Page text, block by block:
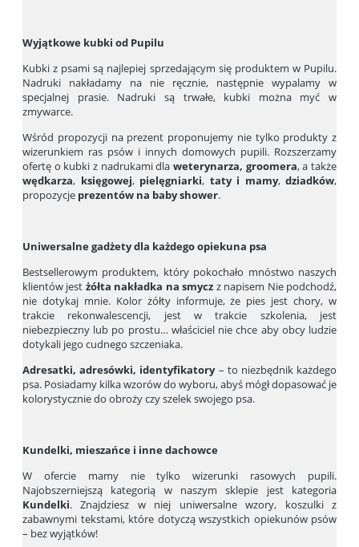
Wyjątkowe kubki od Pupilu
Kubki z psami są najlepiej sprzedającym się produktem w Pupilu.
Nadruki nakładamy na nie ręcznie, następnie wypalamy w
specjalnej prasie. Nadruki są trwałe, kubki można myć w
zmywarce.
Wśród propozycji na prezent proponujemy nie tylko produkty z
wizerunkiem ras psów i innych domowych pupili. Rozszerzamy
ofertę o kubki z nadrukami dla weterynarza, groomera, a także
wędkarza, księgowej, pielęgniarki, taty i mamy, dziadków,
propozycje prezentów na baby shower.
Uniwersalne gadżety dla każdego opiekuna psa
Bestsellerowym produktem, który pokochało mnóstwo naszych
klientów jest żółta nakładka na smycz z napisem Nie podchodź,
nie dotykaj mnie. Kolor żółty informuje, że pies jest chory, w
trakcie rekonwalescencji, jest w trakcie szkolenia, jest
niebezpieczny lub po prostu… właściciel nie chce aby obcy ludzie
dotykali jego cudnego szczeniaka.
Adresatki, adresówki, identyfikatory– to niezbędnik każdego
psa. Posiadamy kilka wzorów do wyboru, abyś mógł dopasować je
kolorystycznie do obroży czy szelek swojego psa.
Kundelki, mieszańce i inne dachowce
W ofercie mamy nie tylko wizerunki rasowych pupili.
Najobszerniejszą kategorią w naszym sklepie jest kategoria
Kundelki. Znajdziesz w niej uniwersalne wzory, koszulki z
zabawnymi tekstami, które dotyczą wszystkich opiekunów psów
– bez wyjątków!